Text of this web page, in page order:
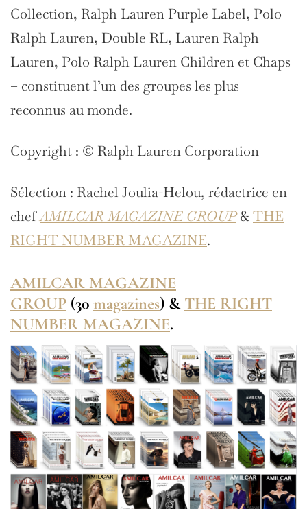
Collection, Ralph Lauren Purple Label, Polo
Ralph Lauren, Double RL, Lauren Ralph
Lauren, Polo Ralph Lauren Children et Chaps
– constituent l’un des groupes les plus
reconnus au monde.
Copyright : © Ralph Lauren Corporation
Sélection : Rachel Joulia-Helou, rédactrice en
chefAMILCAR MAGAZINE GROUP&THE
RIGHT NUMBER MAGAZINE.
AMILCAR MAGAZINE
GROUP (30 magazines) & THE RIGHT
NUMBER MAGAZINE.